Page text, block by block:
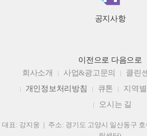
공지사항
이전으로 다음으로
회사소개
사업&광고문의 클린
개인정보처리방침
큐톤 지역
오시는 길
대표: 강지웅 | 주소: 경기도 고양시 일산동구 호